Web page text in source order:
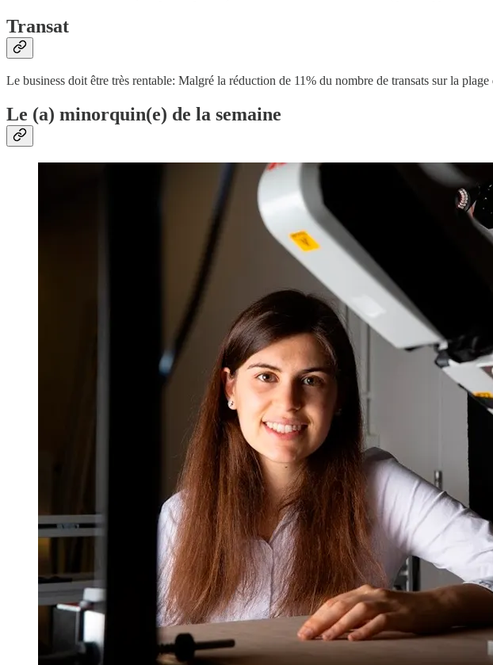
Transat
Le business doit être très rentable: Malgré la réduction de 11% du nombre de transats sur la
Le (a) minorquin(e) de la semaine